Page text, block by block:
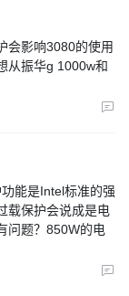
会影响3080的使用
从振华g 1000w和
能是Intel标准的强
载保护会说成是电
问题？850W的电